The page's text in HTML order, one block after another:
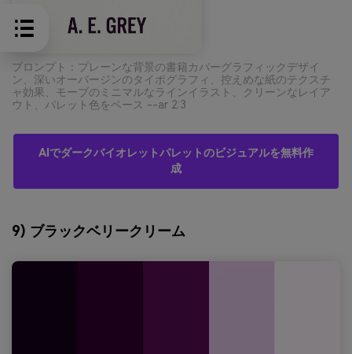
プロンプト：プレーンな背景の書籍カバーグラフィックデザイ
ン、深いオーバージンのタイポグラフィ、控えめな紙のテクスチ
ャ効果、モーブのミニマルなラインイラスト、クリーンなレイア
ウト、パレット色をベース --ar 2:3
AIでダークバイオレットパレットのビジュアルを無料作
成
9) ブラックベリークリーム